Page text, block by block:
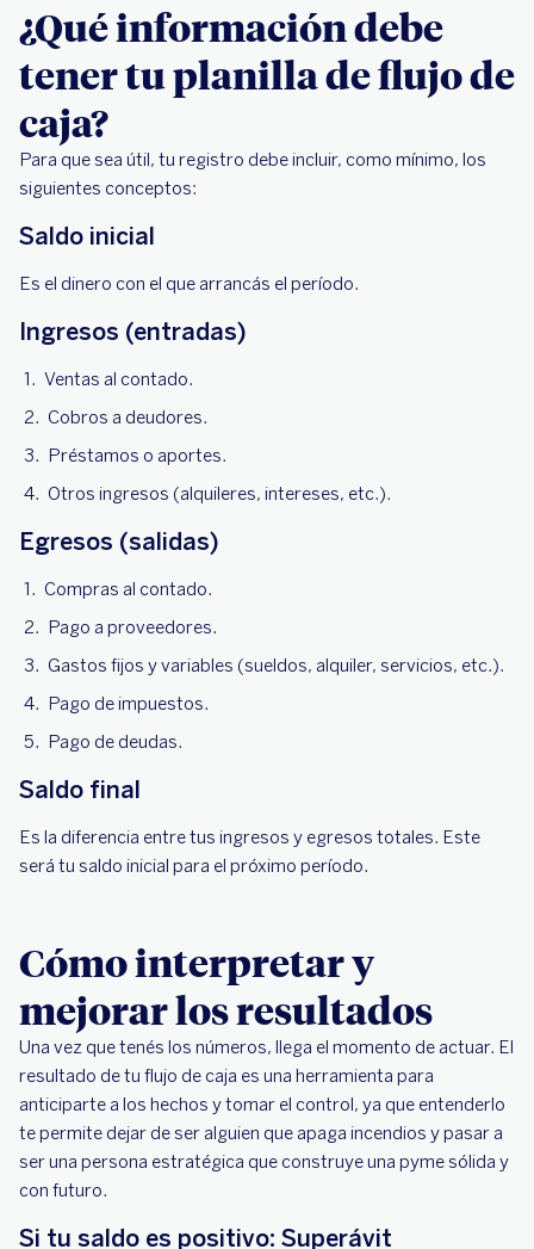
¿Qué información debe
tener tu planilla de flujo de
caja?
Para que sea útil, tu registro debe incluir, como mínimo, los
siguientes conceptos:
Saldo inicial
Es el dinero con el que arrancás el período.
Ingresos (entradas)
Ventas al contado.
Cobros a deudores.
Préstamos o aportes.
Otros ingresos (alquileres, intereses, etc.).
Egresos (salidas)
Compras al contado.
Pago a proveedores.
Gastos fijos y variables (sueldos, alquiler, servicios, etc.).
Pago de impuestos.
Pago de deudas.
Saldo final
Es la diferencia entre tus ingresos y egresos totales. Este
será tu saldo inicial para el próximo período.
Cómo interpretar y
mejorar los resultados
Una vez que tenés los números, llega el momento de actuar. El
resultado de tu flujo de caja es una herramienta para
anticiparte a los hechos y tomar el control, ya que entenderlo
te permite dejar de ser alguien que apaga incendios y pasar a
ser una persona estratégica que construye una pyme sólida y
con futuro.
Si tu saldo es positivo: Superávit